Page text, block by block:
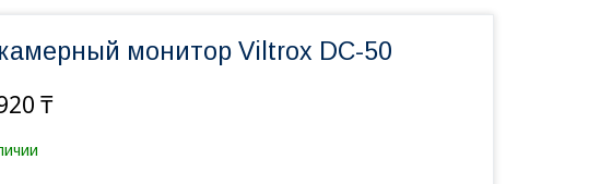
монитор Viltrox DC-50
₸